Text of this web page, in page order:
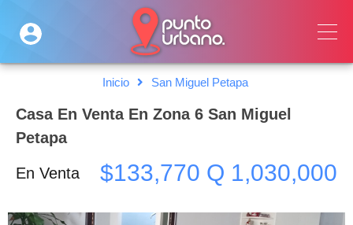
Inicio San Miguel Petapa
Casa En Venta En Zona 6 San Miguel
Petapa
En Venta $133,770 Q 1,030,000